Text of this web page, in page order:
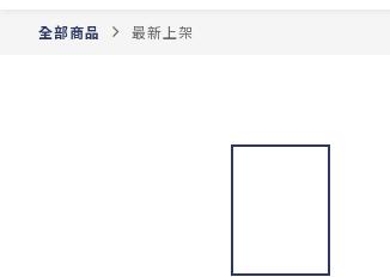
全部商品 最新上架